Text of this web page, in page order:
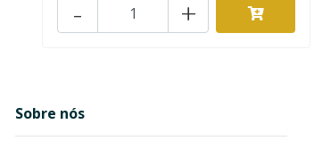
+
-
Sobre nós